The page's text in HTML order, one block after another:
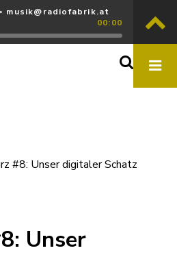
musik@radiofabrik.at
00:00
#8: Unser digitaler Schatz
Unser